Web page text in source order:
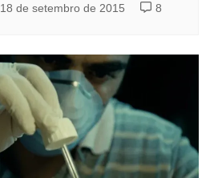
18 de setembro de 2015 8